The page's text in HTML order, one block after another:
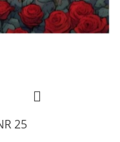
25